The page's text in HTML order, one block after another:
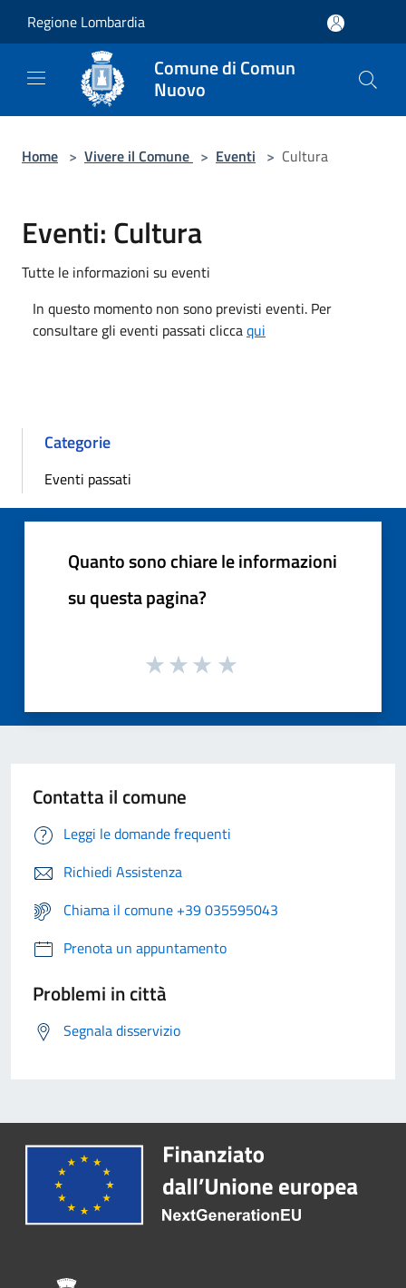
Regione Lombardia
Comune di Comun
Nuovo
Home > Vivere il Comune > Eventi > Cultura
Eventi: Cultura
Tutte le informazioni su eventi
In questo momento non sono previsti eventi. Per
consultare gli eventi passati cliccaqui
Categorie
Eventi passati
Quanto sono chiare le informazioni
su questa pagina?
Contatta il comune
Leggi le domande frequenti
Richiedi Assistenza
Chiama il comune +39 035595043
Prenota un appuntamento
Problemi in città
Segnala disservizio